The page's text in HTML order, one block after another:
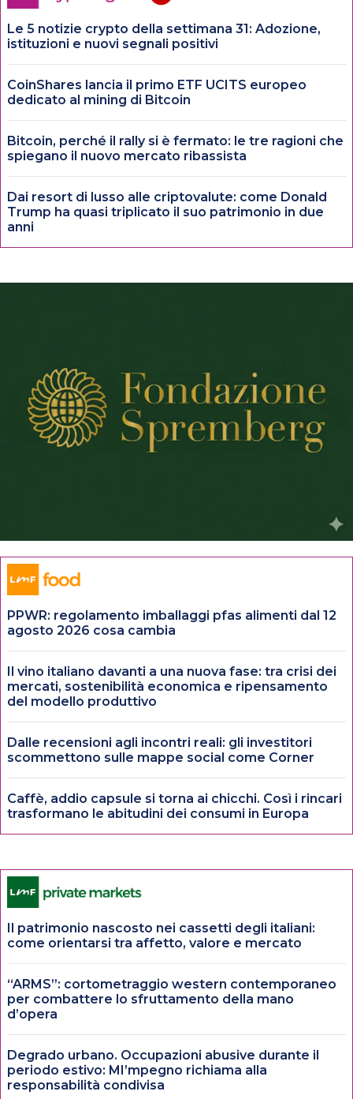
Le 5 notizie crypto della settimana 31: Adozione,
istituzioni e nuovi segnali positivi
CoinShares lancia il primo ETF UCITS europeo
dedicato al mining di Bitcoin
Bitcoin, perché il rally si è fermato: le tre ragioni che
spiegano il nuovo mercato ribassista
Dai resort di lusso alle criptovalute: come Donald
Trump ha quasi triplicato il suo patrimonio in due
anni
PPWR: regolamento imballaggi pfas alimenti dal 12
agosto 2026 cosa cambia
Il vino italiano davanti a una nuova fase: tra crisi dei
mercati, sostenibilità economica e ripensamento
del modello produttivo
Dalle recensioni agli incontri reali: gli investitori
scommettono sulle mappe social come Corner
Caffè, addio capsule si torna ai chicchi. Così i rincari
trasformano le abitudini dei consumi in Europa
Il patrimonio nascosto nei cassetti degli italiani:
come orientarsi tra affetto, valore e mercato
“ARMS”: cortometraggio western contemporaneo
per combattere lo sfruttamento della mano
d’opera
Degrado urbano. Occupazioni abusive durante il
periodo estivo: MI’mpegno richiama alla
responsabilità condivisa